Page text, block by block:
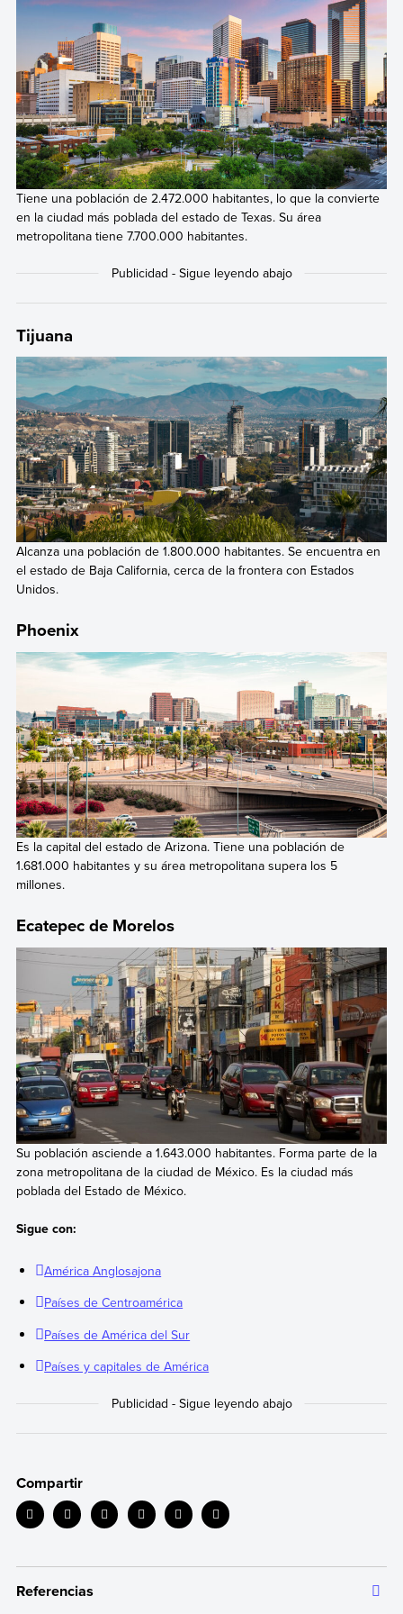
Tiene una población de 2.472.000 habitantes, lo que la convierte
en la ciudad más poblada del estado de Texas. Su área
metropolitana tiene 7.700.000 habitantes.
Tijuana
Alcanza una población de 1.800.000 habitantes. Se encuentra en
el estado de Baja California, cerca de la frontera con Estados
Unidos.
Phoenix
Es la capital del estado de Arizona. Tiene una población de
1.681.000 habitantes y su área metropolitana supera los 5
millones.
Ecatepec de Morelos
Su población asciende a 1.643.000 habitantes. Forma parte de la
zona metropolitana de la ciudad de México. Es la ciudad más
poblada del Estado de México.
Sigue con:
América Anglosajona
Países de Centroamérica
Países de América del Sur
Países y capitales de América
Compartir
Referencias